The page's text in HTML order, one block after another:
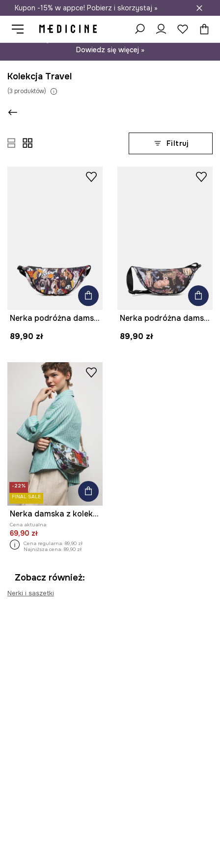
Darmowa dostawa do salonów
Kupon -15% w appce! Pobierz i skorzystaj »
Dowiedz się więcej »
Kolekcja Travel
(3 produktów)
Filtruj
Nerka podróżna damska z motywem zwierzęcym
89,90 zł
Nerka podróżna damska z motywem zwierzęcym
89,90 zł
-22%
FINAL SALE
Nerka damska z kolekcji Ilona Tambor x Medicine
Cena aktualna:
69,90 zł
Cena regularna: 89,90 zł
Najniższa cena: 89,90 zł
Zobacz również:
Nerki i saszetki